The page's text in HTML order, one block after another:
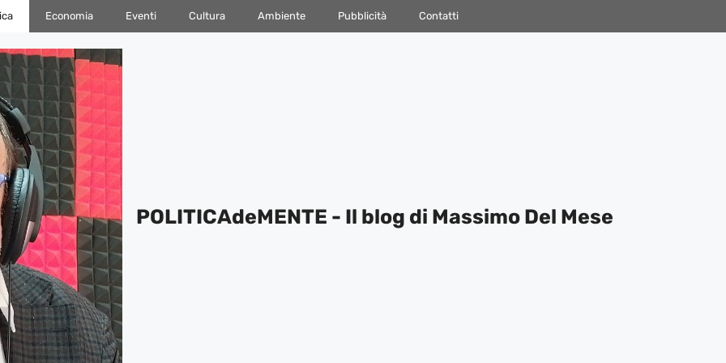
Economia Eventi Cultura Ambiente Pubblicità Contatti
POLITICAdeMENTE - Il blog di Massimo Del Mese